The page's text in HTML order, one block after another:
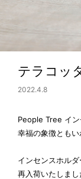
テラコッ
2022.4.8
People Tree イン
幸福の象徴ともい
インセンスホル
再入荷いたしまし